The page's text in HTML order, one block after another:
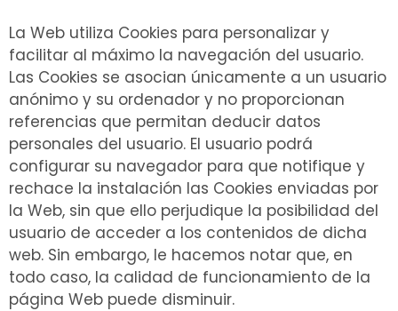
La Web utiliza Cookies para personalizar y
facilitar al máximo la navegación del usuario.
Las Cookies se asocian únicamente a un usuario
anónimo y su ordenador y no proporcionan
referencias que permitan deducir datos
personales del usuario. El usuario podrá
configurar su navegador para que notifique y
rechace la instalación las Cookies enviadas por
la Web, sin que ello perjudique la posibilidad del
usuario de acceder a los contenidos de dicha
web. Sin embargo, le hacemos notar que, en
todo caso, la calidad de funcionamiento de la
página Web puede disminuir.